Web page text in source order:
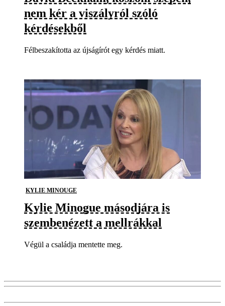
nem kér a viszályról szóló
kérdésekből
Félbeszakította az újságírót egy kérdés miatt.
KYLIE MINOUGE
Kylie Minogue másodjára is
szembenézett a mellrákkal
Végül a családja mentette meg.